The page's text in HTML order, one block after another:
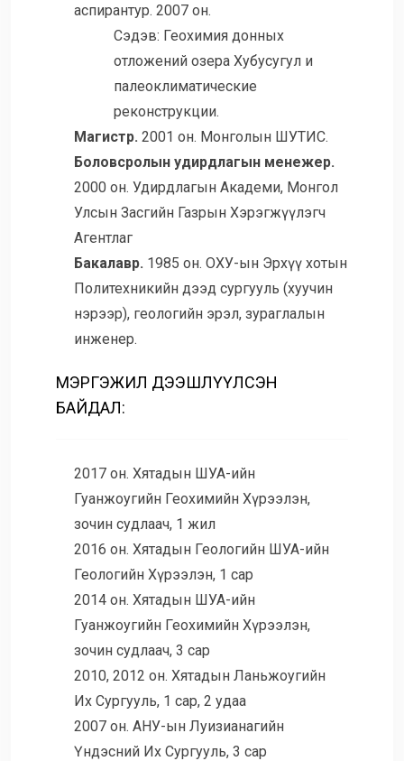
аспирантур. 2007 он.
Сэдэв: Геохимия донных
отложений озера Хубусугул и
палеоклиматические
реконструкции.
Магистр. 2001 он. Монголын ШУТИС.
Боловсролын удирдлагын менежер.
2000 он. Удирдлагын Академи, Монгол
Улсын Засгийн Газрын Хэрэгжүүлэгч
Агентлаг
Бакалавр. 1985 он. ОХУ-ын Эрхүү хотын
Политехникийн дээд сургууль (хуучин
нэрээр), геологийн эрэл, зураглалын
инженер.
МЭРГЭЖИЛ ДЭЭШЛҮҮЛСЭН
БАЙДАЛ:
2017 он. Хятадын ШУА-ийн
Гуанжоугийн Геохимийн Хүрээлэн,
зочин судлаач, 1 жил
2016 он. Хятадын Геологийн ШУА-ийн
Геологийн Хүрээлэн, 1 сар
2014 он. Хятадын ШУА-ийн
Гуанжоугийн Геохимийн Хүрээлэн,
зочин судлаач, 3 сар
2010, 2012 он. Хятадын Ланьжоугийн
Их Сургууль, 1 сар, 2 удаа
2007 он. АНУ-ын Луизианагийн
Үндэсний Их Сургууль, 3 сар